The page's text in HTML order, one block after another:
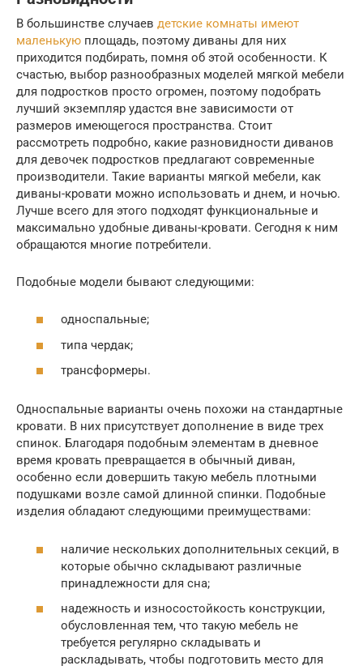
В большинстве случаев детские комнаты имеют
маленькую площадь, поэтому диваны для них
приходится подбирать, помня об этой особенности. К
счастью, выбор разнообразных моделей мягкой мебели
для подростков просто огромен, поэтому подобрать
лучший экземпляр удастся вне зависимости от
размеров имеющегося пространства. Стоит
рассмотреть подробно, какие разновидности диванов
для девочек подростков предлагают современные
производители. Такие варианты мягкой мебели, как
диваны-кровати можно использовать и днем, и ночью.
Лучше всего для этого подходят функциональные и
максимально удобные диваны-кровати. Сегодня к ним
обращаются многие потребители.
Подобные модели бывают следующими:
односпальные;
типа чердак;
трансформеры.
Односпальные варианты очень похожи на стандартные
кровати. В них присутствует дополнение в виде трех
спинок. Благодаря подобным элементам в дневное
время кровать превращается в обычный диван,
особенно если довершить такую мебель плотными
подушками возле самой длинной спинки. Подобные
изделия обладают следующими преимуществами:
наличие нескольких дополнительных секций, в
которые обычно складывают различные
принадлежности для сна;
надежность и износостойкость конструкции,
обусловленная тем, что такую мебель не
требуется регулярно складывать и
раскладывать, чтобы подготовить место для